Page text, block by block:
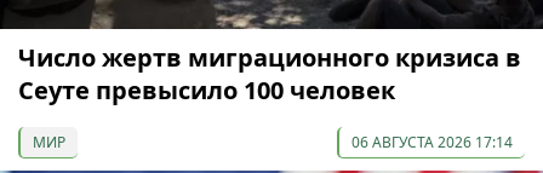
Число жертв миграционного кризиса в
Сеуте превысило 100 человек
МИР 06 АВГУСТА 2026 17:14